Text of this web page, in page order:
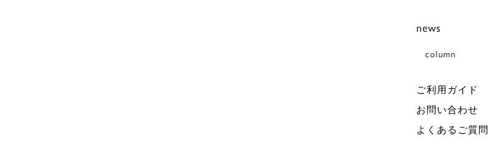
news
column
ご利用ガイド
お問い合わせ
よくあるご質問